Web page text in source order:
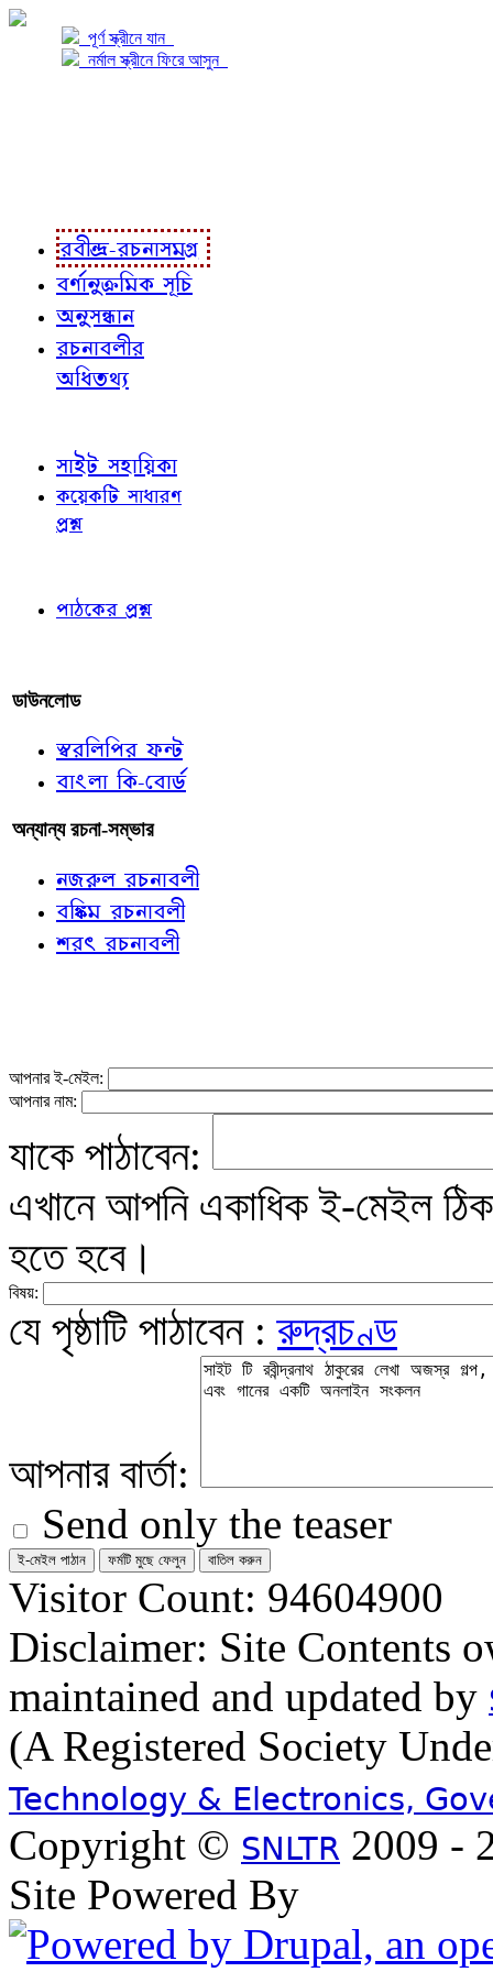
পূর্ণ স্ক্রীনে যান
নর্মাল স্ক্রীনে ফিরে আসুন
রবীন্দ্র-রচনাসমগ্র
বর্ণানুক্রমিক সূচি
অনুসন্ধান
রচনাবলীর
অধিতথ্য
সাইট সহায়িকা
কয়েকটি সাধারণ
প্রশ্ন
পাঠকের প্রশ্ন
ডাউনলোড
স্বরলিপির ফন্ট
বাংলা কি-বোর্ড
অন্যান্য রচনা-সম্ভার
নজরুল রচনাবলী
বঙ্কিম রচনাবলী
শরৎ রচনাবলী
আপনার ই-মেইল:
আপনার নাম:
যাকে পাঠাবেন:
এখানে আপনি একাধিক ই-মেইল
হতে হবে।
বিষয়:
যে পৃষ্ঠাটি পাঠাবেন :রুদ্রচণ্ড
আপনার বার্তা:
Send only the teaser
Visitor Count: 94604900
Disclaimer: Site Contents
maintained and updated by
(A Registered Society
Technology & Electronics,
Copyright © SNLTR 2009 -
Site Powered By